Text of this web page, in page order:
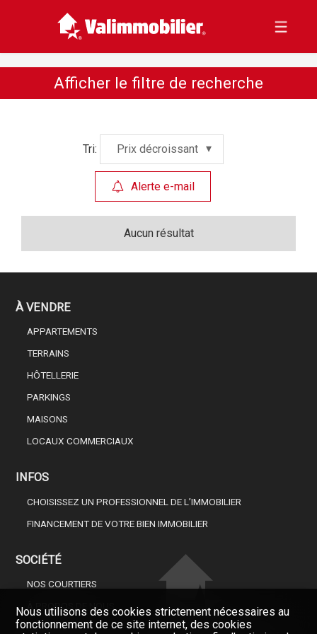
Afficher le filtre de recherche
Tri: Prix décroissant
Alerte e-mail
Aucun résultat
À VENDRE
APPARTEMENTS
TERRAINS
HÔTELLERIE
PARKINGS
MAISONS
LOCAUX COMMERCIAUX
INFOS
CHOISISSEZ UN PROFESSIONNEL DE L’IMMOBILIER
FINANCEMENT DE VOTRE BIEN IMMOBILIER
SOCIÉTÉ
NOS COURTIERS
À PROPOS DE NOUS
GAZETTE
Nous utilisons des cookies strictement nécessaires au
fonctionnement de ce site internet, des cookies